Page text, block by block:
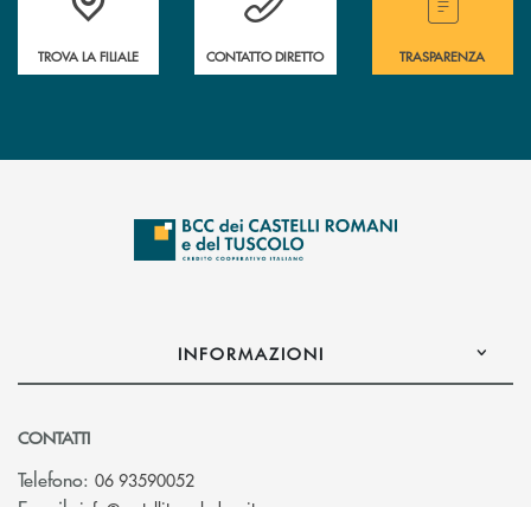
TROVA LA FILIALE CONTATTO DIRETTO TRASPARENZA
INFORMAZIONI
CONTATTI
Telefono: 06 93590052